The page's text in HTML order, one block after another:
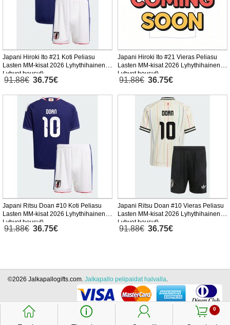
Japani Hiroki Ito #21 Koti Peliasu
Lasten MM-kisat 2026 Lyhythihainen (+
Lyhyet housut)
91.88€ 36.75€
Japani Hiroki Ito #21 Vieras Peliasu
Lasten MM-kisat 2026 Lyhythihainen (+
Lyhyet housut)
91.88€ 36.75€
Japani Ritsu Doan #10 Koti Peliasu
Lasten MM-kisat 2026 Lyhythihainen (+
Lyhyet housut)
91.88€ 36.75€
Japani Ritsu Doan #10 Vieras Peliasu
Lasten MM-kisat 2026 Lyhythihainen (+
Lyhyet housut)
91.88€ 36.75€
󰃱 󰈢 󰃳 0
󰃦
©2026 Jalkapallogifts.com. Jalkapallo pelipaidat halvalla.